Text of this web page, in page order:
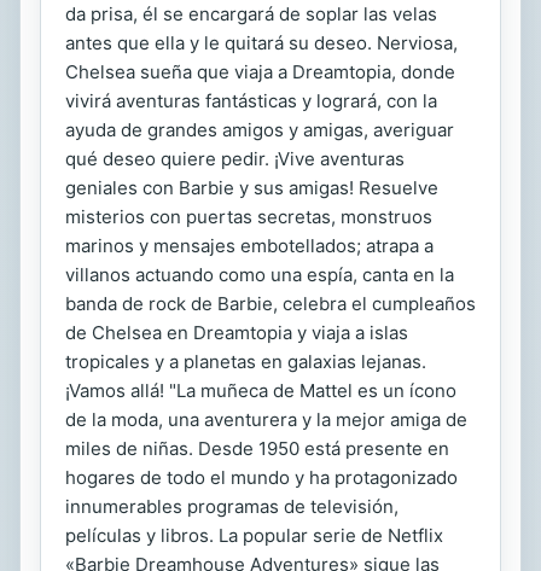
da prisa, él se encargará de soplar las velas
antes que ella y le quitará su deseo. Nerviosa,
Chelsea sueña que viaja a Dreamtopia, donde
vivirá aventuras fantásticas y logrará, con la
ayuda de grandes amigos y amigas, averiguar
qué deseo quiere pedir. ¡Vive aventuras
geniales con Barbie y sus amigas! Resuelve
misterios con puertas secretas, monstruos
marinos y mensajes embotellados; atrapa a
villanos actuando como una espía, canta en la
banda de rock de Barbie, celebra el cumpleaños
de Chelsea en Dreamtopia y viaja a islas
tropicales y a planetas en galaxias lejanas.
¡Vamos allá! "La muñeca de Mattel es un ícono
de la moda, una aventurera y la mejor amiga de
miles de niñas. Desde 1950 está presente en
hogares de todo el mundo y ha protagonizado
innumerables programas de televisión,
películas y libros. La popular serie de Netflix
«Barbie Dreamhouse Adventures» sigue las